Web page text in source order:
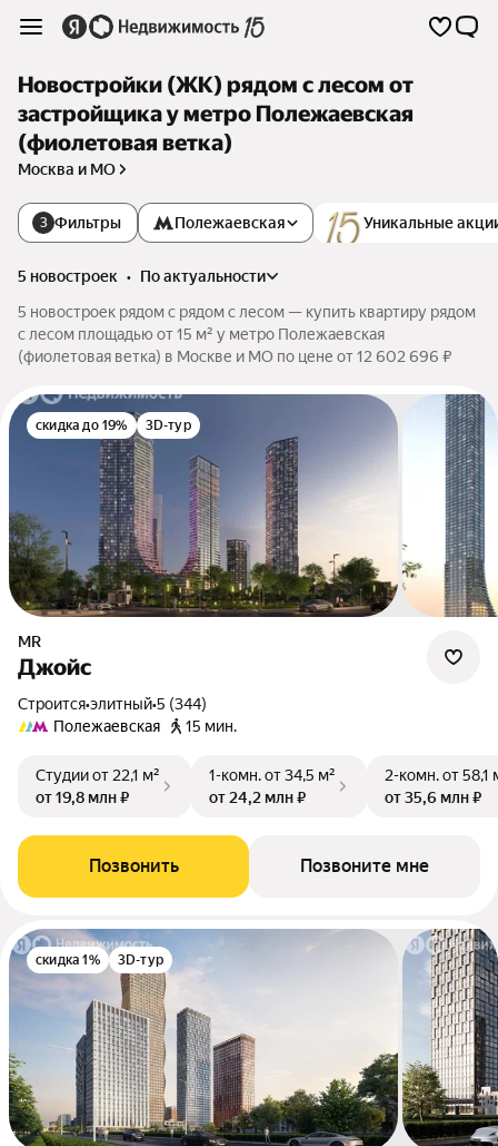
Новостройки (ЖК) рядом с лесом от
застройщика у метро Полежаевская
(фиолетовая ветка)
Москва и МО
3 Фильтры Уникальные
Полежаевская
5 новостроек •
по актуальности
5 новостроек рядом с рядом с лесом — купить квартиру рядом
с лесом площадью от 15 м² у метро Полежаевская
(фиолетовая ветка) в Москве и МО по цене от 12 602 696 ₽
скидка до 19% 3D-тур
MR
Джойс
Строится•элитный•5 (344)
Полежаевская
15 мин.
Студииот 22,1 м²
от 19,8 млн ₽
1-комн.от 34,5 м²
от 24,2 млн ₽
2-комн.от 58,1
от 35,6 млн ₽
Позвонить Позвоните мне
скидка 1% 3D-тур